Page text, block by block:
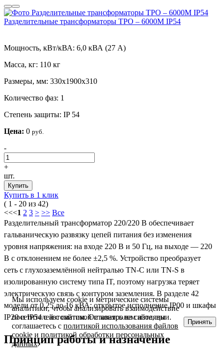
Разделительные трансформаторы ТРО – 6000М IP54
Мощность, кВт/кВА: 6,0 кВА (27 А)
Масса, кг: 110 кг
Размеры, мм: 330х1900х310
Количество фаз: 1
Степень защиты: IP 54
Цена: 0 руб.
-
+
шт.
Купить
Купить в 1 клик
( 1 - 20 из 42)
<<<1 2 3 > >> Все
Разделительный трансформатор 220/220 В обеспечивает
гальваническую развязку цепей питания без изменения
уровня напряжения: на входе 220 В и 50 Гц, на выходе — 220
В с отклонением не более ±2,5 %. Устройство преобразует
сеть с глухозаземлённой нейтралью TN-C или TN-S в
изолированную систему типа IT, поэтому нагрузка теряет
электрическую связь с контуром заземления. В разделе 42
модели от 0,25 до 16 кВА: открытое исполнение IP00 и шкафы
IP20 и IP54 с автоматикой и контролем изоляции.
Принцип работы и назначение
Мы используем cookie и метрические системы
аналитики, чтобы анализировать взаимодействие
посетителей с сайтом. Оставаясь на сайте, вы
соглашаетесь сполитикой использования файлов
cookie иполитикой обработки персональных
данных.
Принять